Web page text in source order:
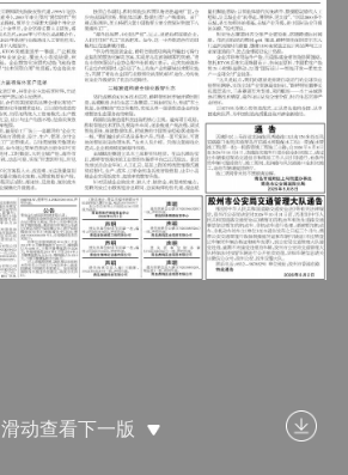
滑动查看下一版